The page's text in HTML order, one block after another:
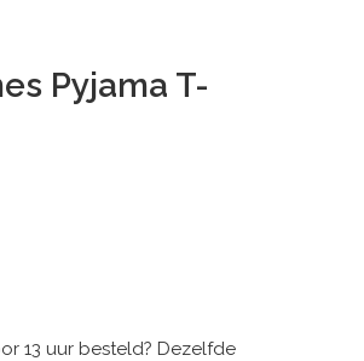
Pyjama T-
13 uur besteld? Dezelfde